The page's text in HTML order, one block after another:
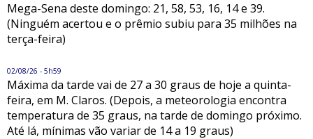
Mega-Sena deste domingo: 21, 58, 53, 16, 14 e 39.
(Ninguém acertou e o prêmio subiu para 35 milhões na
terça-feira)
02/08/26 - 5h59
Máxima da tarde vai de 27 a 30 graus de hoje a quinta-
feira, em M. Claros. (Depois, a meteorologia encontra
temperatura de 35 graus, na tarde de domingo próximo.
Até lá, mínimas vão variar de 14 a 19 graus)